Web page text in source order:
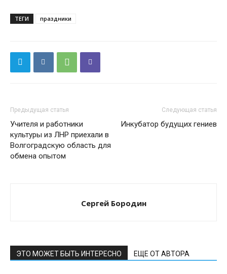
ТЕГИ праздники
Предыдущая статья
Учителя и работники
культуры из ЛНР приехали в
Волгоградскую область для
обмена опытом
Следующая статья
Инкубатор будущих гениев
Сергей Бородин
ЭТО МОЖЕТ БЫТЬ ИНТЕРЕСНО ЕЩЕ ОТ АВТОРА